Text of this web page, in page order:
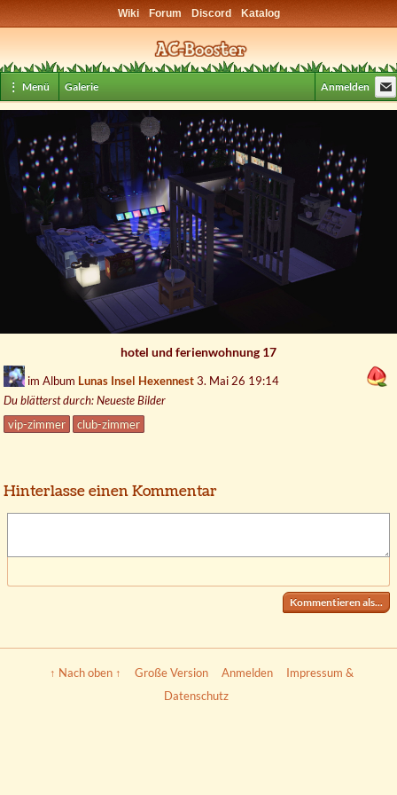
Wiki Forum Discord Katalog
⋮ Menü Galerie Anmelden
hotel und ferienwohnung 17
im Album Lunas Insel Hexennest3. Mai 26 19:14
Du blätterst durch: Neueste Bilder
vip-zimmer
club-zimmer
Hinterlasse einen Kommentar
Kommentieren als...
↑ Nach oben ↑ Große Version Anmelden
Impressum &
Datenschutz